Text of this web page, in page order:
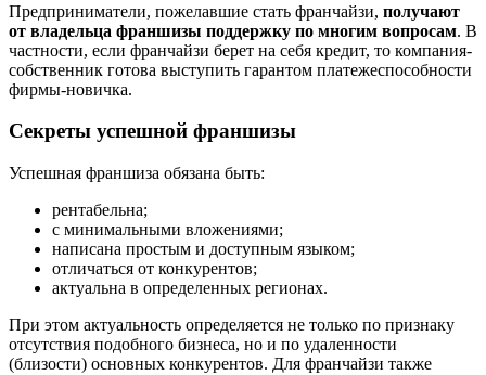
Предприниматели, пожелавшие стать франчайзи, получают
от владельца франшизы поддержку по многим вопросам. В
частности, если франчайзи берет на себя кредит, то компания-
собственник готова выступить гарантом платежеспособности
фирмы-новичка.
Секреты успешной франшизы
Успешная франшиза обязана быть:
рентабельна;
с минимальными вложениями;
написана простым и доступным языком;
отличаться от конкурентов;
актуальна в определенных регионах.
При этом актуальность определяется не только по признаку
отсутствия подобного бизнеса, но и по удаленности
(близости) основных конкурентов. Для франчайзи также